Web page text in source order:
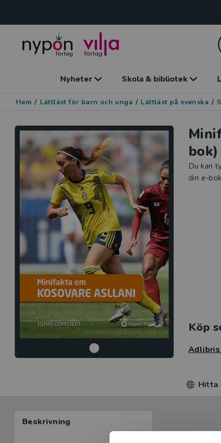
Nyheter Skola & bibliotek
Hem / Lättläst för barn och unga / Lättläst på svenska /
bok)
Du kan
din e-
Köp
Hitta
Beskrivning